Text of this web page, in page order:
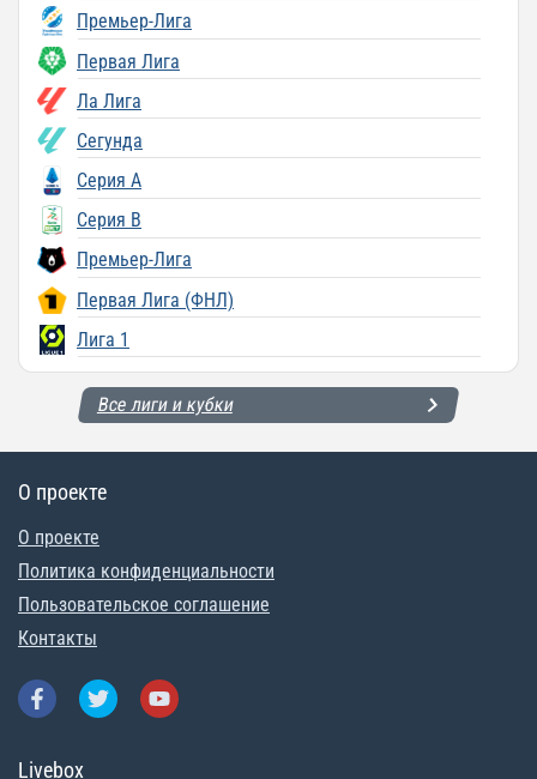
Премьер-Лига
Первая Лига
Ла Лига
Сегунда
Серия A
Серия B
Премьер-Лига
Первая Лига (ФНЛ)
Лига 1
Все лиги и кубки
О проекте
О проекте
Политика конфиденциальности
Пользовательское соглашение
Контакты
Livebox